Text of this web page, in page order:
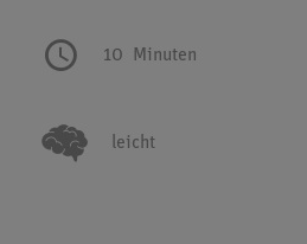
10 Minuten
leicht